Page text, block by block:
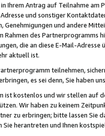
in Ihrem Antrag auf Teilnahme
und sonstiger
Genehmigungen und andere
des Partnerprogramms
die an diese E-Mail-
aktuell ist.
teilnehmen,
es sei denn, Sie haben
ist kostenlos und wir stellen auf
Wir haben zu keinem
zu erbringen; bitte lassen Sie
herantreten und Ihnen